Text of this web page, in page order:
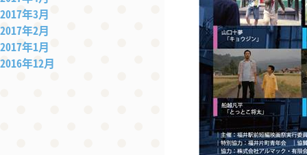
2017年3月
2017年2月
2017年1月
2016年12月